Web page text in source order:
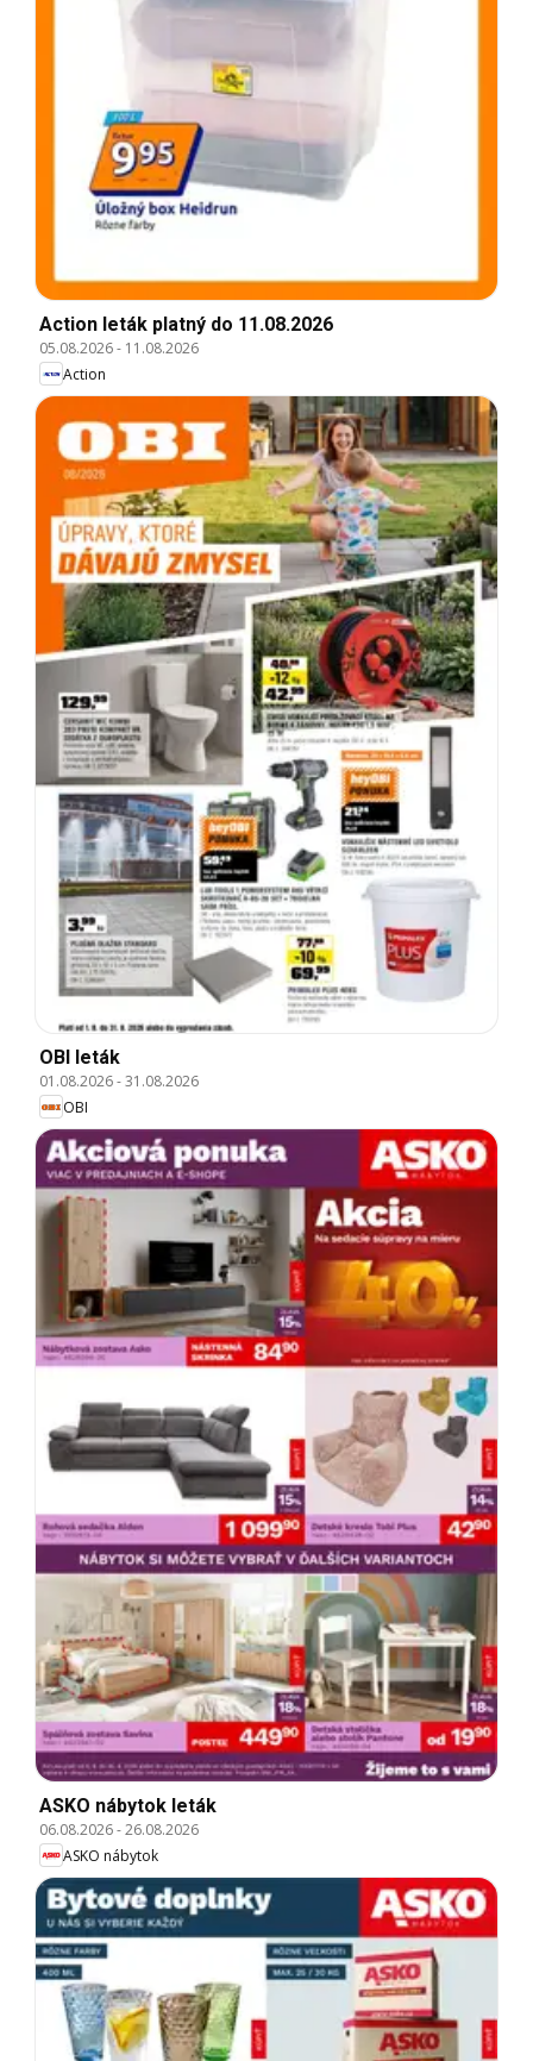
Action leták platný do 11.08.2026
05.08.2026- 11.08.2026
Action
OBI leták
01.08.2026-31.08.2026
OBI
ASKO nábytok leták
06.08.2026-26.08.2026
ASKO nábytok